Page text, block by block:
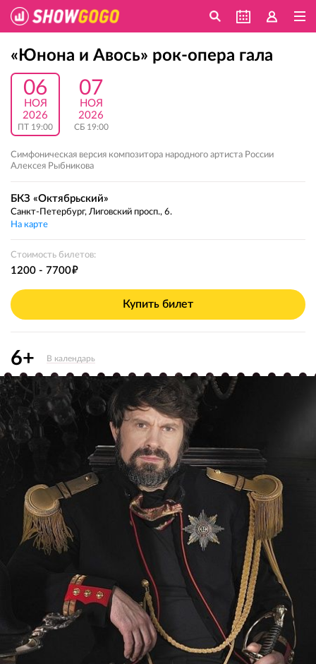
«Юнона и Авось» рок-опера гала
06
НОЯ
2026
ПТ 19:00
07
НОЯ
2026
СБ 19:00
Симфоническая версия композитора народного артиста России
Алексея Рыбникова
БКЗ «Октябрьский»
Санкт-Петербург, Лиговский просп., 6.
На карте
Стоимость билетов:
1200 - 7700е
Купить билет
6+ В календарь